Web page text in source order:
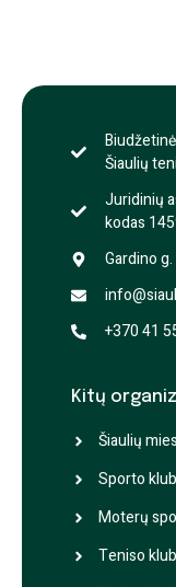
Šiaulių
Juridinių
kodas
Gardino
+370 41
Kitų
Šiaulių
Sporto
Moterų
Teniso